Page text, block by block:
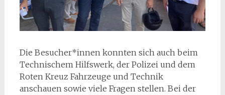
Die Besucher*innen konnten sich auch beim
Technischem Hilfswerk, der Polizei und dem
Roten Kreuz Fahrzeuge und Technik
anschauen sowie viele Fragen stellen. Bei der